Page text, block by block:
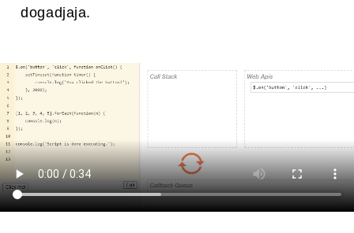
dogadjaja.